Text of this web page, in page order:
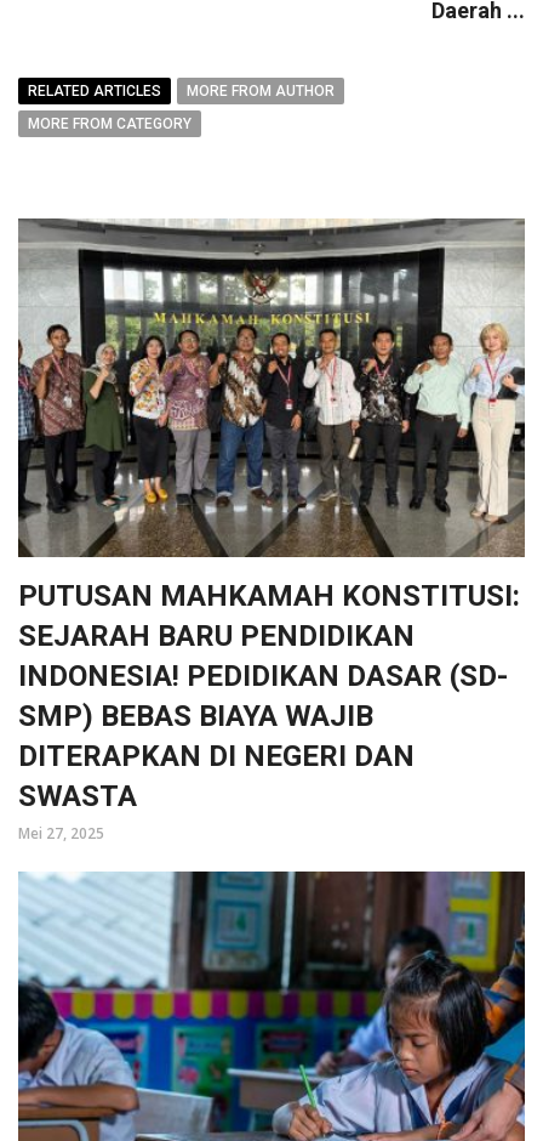
Daerah ...
RELATED ARTICLES
MORE FROM AUTHOR
MORE FROM CATEGORY
PUTUSAN MAHKAMAH KONSTITUSI:
SEJARAH BARU PENDIDIKAN
INDONESIA! PEDIDIKAN DASAR (SD-
SMP) BEBAS BIAYA WAJIB
DITERAPKAN DI NEGERI DAN
SWASTA
Mei 27, 2025